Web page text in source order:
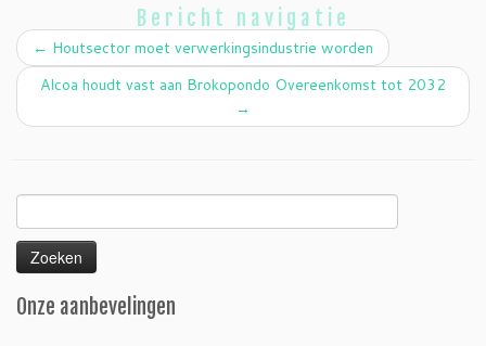
Bericht navigatie
← Houtsector moet verwerkingsindustrie worden
Alcoa houdt vast aan Brokopondo Overeenkomst tot 2032
→
naar:
Onze aanbevelingen